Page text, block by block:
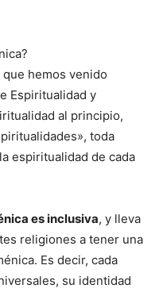
hemos venido
Espiritualidad y
al principio,
toda
espiritualidad de cada
es inclusiva, y lleva
religiones a tener una
Es decir, cada
su identidad